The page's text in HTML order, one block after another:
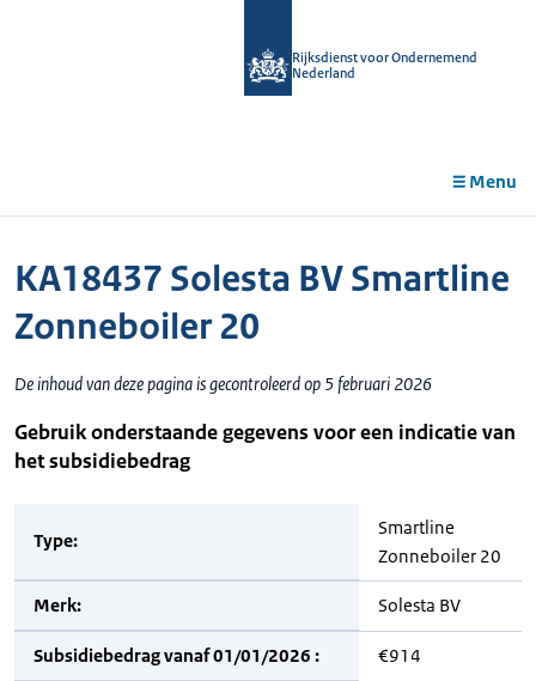
Rijksdienst voor Ondernemend
Nederland
Menu
KA18437 Solesta BV Smartline
Zonneboiler 20
De inhoud van deze pagina is gecontroleerd op 5 februari 2026
Gebruik onderstaande gegevens voor een indicatie van
het subsidiebedrag
Type:
Smartline
Zonneboiler 20
Merk: Solesta BV
Subsidiebedrag vanaf 01/01/2026 : €914